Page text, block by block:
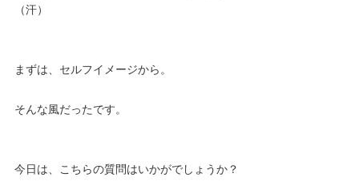
（汗）
まずは、セルフイメージから。
そんな風だったです。
今日は、こちらの質問はいかがでしょうか？